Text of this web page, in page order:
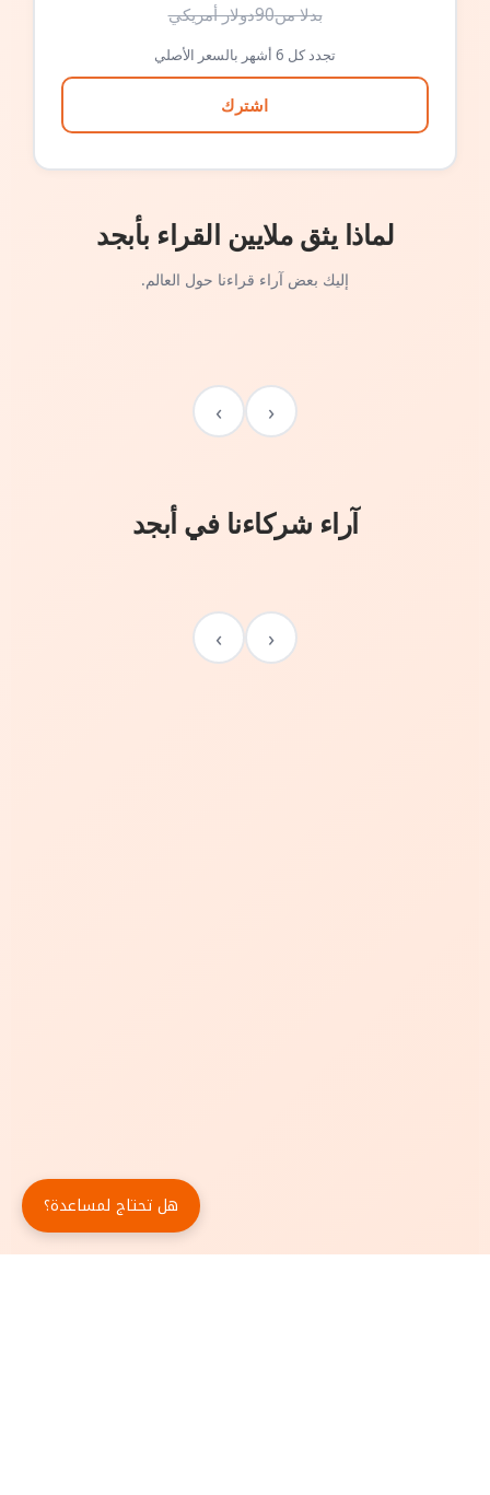
بدلا من90دولار أمريكي
تجدد كل 6 أشهر بالسعر الأصلي
اشترك
لماذا يثق ملايين القراء بأبجد
إليك بعض آراء قراءنا حول العالم.
‹
›
آراء شركاءنا في أبجد
‹
›
هل تحتاج لمساعدة؟